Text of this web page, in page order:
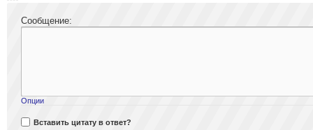
Сообщение:
Опции
Вставить цитату в ответ?